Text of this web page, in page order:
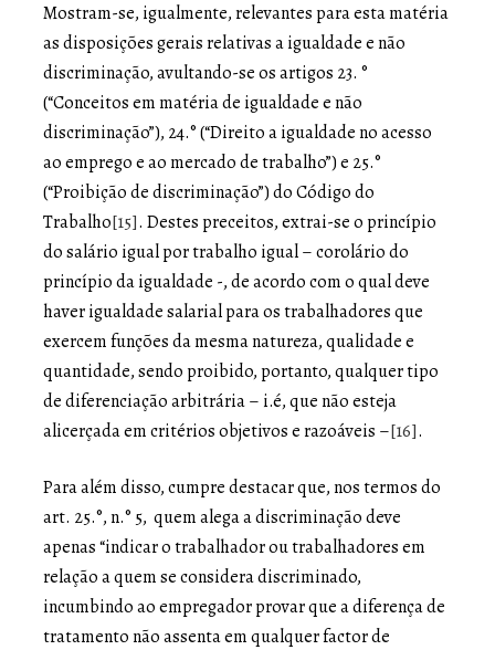
Mostram-se, igualmente, relevantes para esta matéria
as disposições gerais relativas a igualdade e não
discriminação, avultando-se os artigos 23. °
(“Conceitos em matéria de igualdade e não
discriminação”), 24.° (“Direito a igualdade no acesso
ao emprego e ao mercado de trabalho”) e 25.°
(“Proibição de discriminação”) do Código do
Trabalho[15]. Destes preceitos, extrai-se o princípio
do salário igual por trabalho igual – corolário do
princípio da igualdade -, de acordo com o qual deve
haver igualdade salarial para os trabalhadores que
exercem funções da mesma natureza, qualidade e
quantidade, sendo proibido, portanto, qualquer tipo
de diferenciação arbitrária – i.é, que não esteja
alicerçada em critérios objetivos e razoáveis –[16].
Para além disso, cumpre destacar que, nos termos do
art. 25.°, n.° 5, quem alega a discriminação deve
apenas “indicar o trabalhador ou trabalhadores em
relação a quem se considera discriminado,
incumbindo ao empregador provar que a diferença de
tratamento não assenta em qualquer factor de